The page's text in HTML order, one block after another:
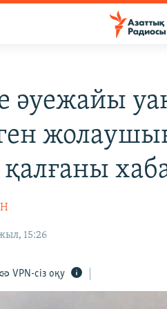
әуежайы
15:26
VPN-сіз оқу